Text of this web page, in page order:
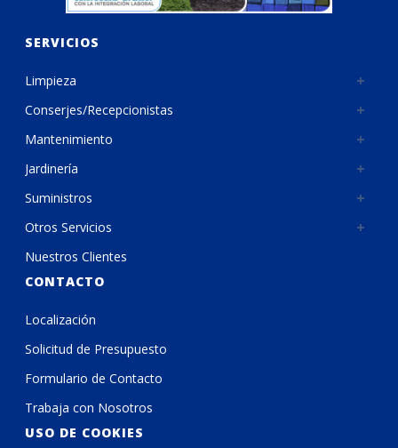
SERVICIOS
Limpieza
Conserjes/Recepcionistas
Mantenimiento
Jardinería
Suministros
Otros Servicios
Nuestros Clientes
CONTACTO
Localización
Solicitud de Presupuesto
Formulario de Contacto
Trabaja con Nosotros
USO DE COOKIES